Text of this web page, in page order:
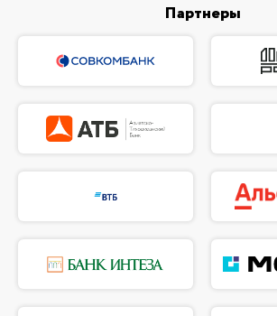
Партнеры